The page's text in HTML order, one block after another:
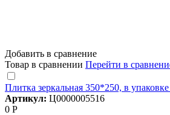
Добавить в сравнение
Товар в сравнении Перейти в
Плитка зеркальная 350*250, в
Артикул: Ц0000005516
0 Р